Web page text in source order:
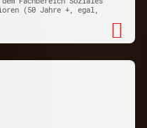
(50 Jahre +, egal,